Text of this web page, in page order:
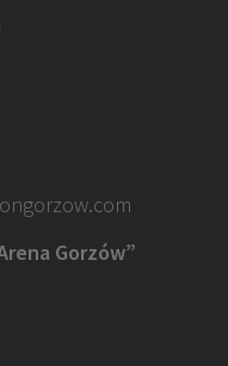
Gorzów”